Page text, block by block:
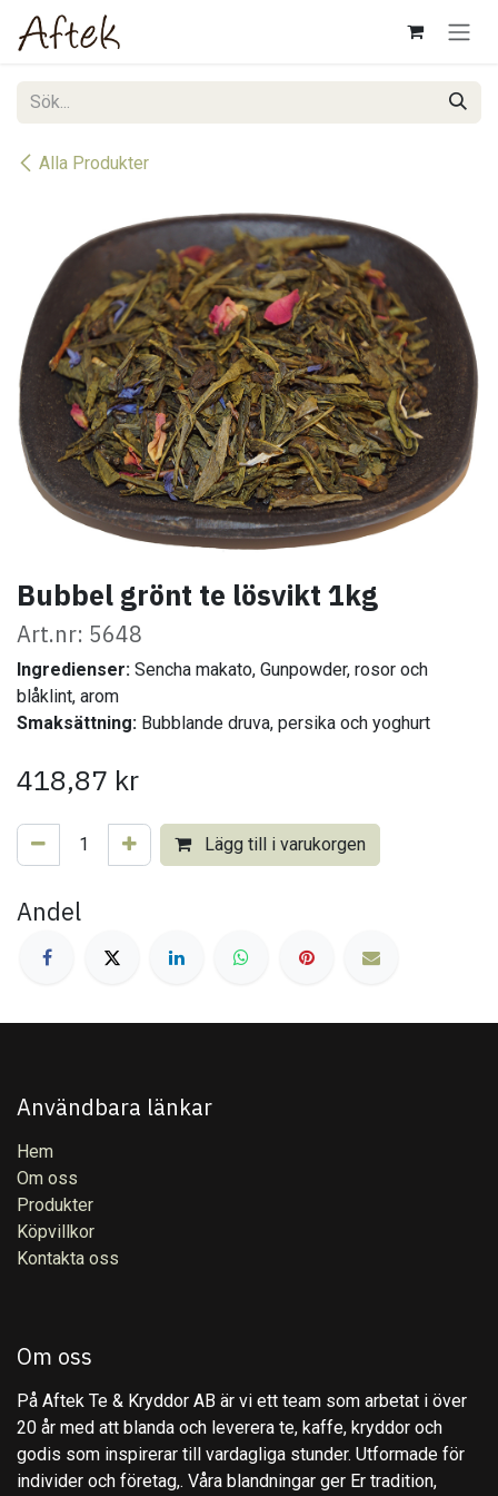
Hoppa till innehåll
Alla Produkter
Bubbel grönt te lösvikt 1kg
Art.nr: 5648
Ingredienser: Sencha makato, Gunpowder, rosor och
blåklint, arom
Smaksättning: Bubblande druva, persika och yoghurt
418,87 kr
Lägg till i varukorgen
Andel
Användbara länkar
Hem
Om oss
Produkter
Köpvillkor
Kontakta oss
Om oss
På Aftek Te & Kryddor AB är vi ett team som arbetat i över
20 år med att blanda och leverera te, kaffe, kryddor och
godis som inspirerar till vardagliga stunder. Utformade för
individer och företag,. Våra blandningar ger Er tradition,